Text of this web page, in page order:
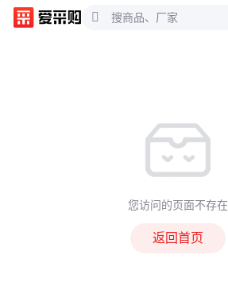
您访问的页面不存在
返回首页